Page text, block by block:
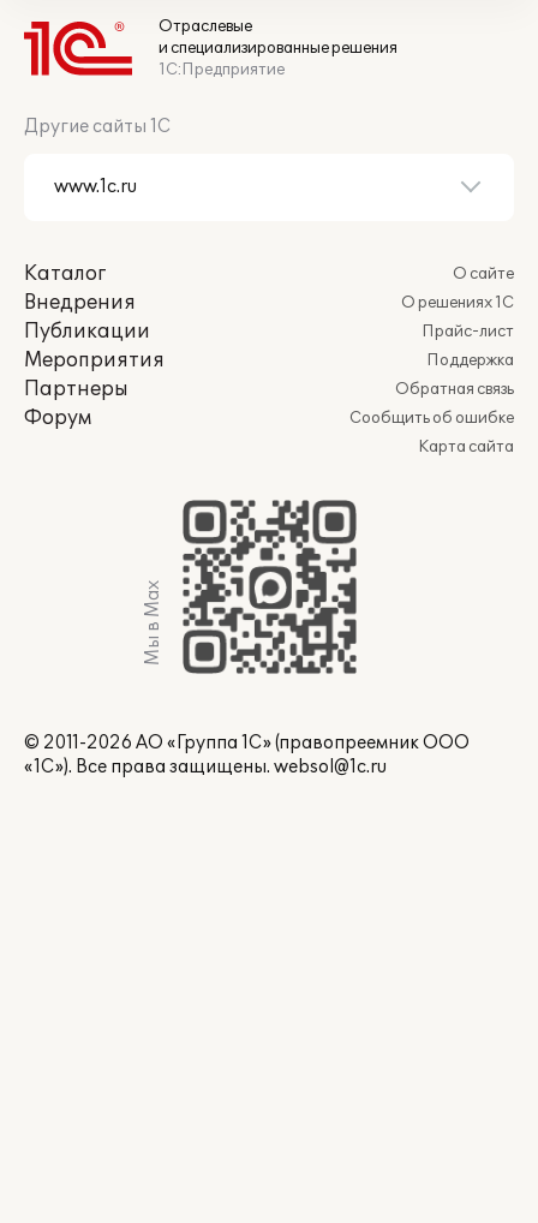
Отраслевые
и специализированные решения
1С:Предприятие
Другие сайты 1С
Каталог
Внедрения
Публикации
Мероприятия
Партнеры
Форум
О сайте
О решениях 1С
Прайс-лист
Поддержка
Обратная связь
Сообщить об ошибке
Карта сайта
Мы в Max
© 2011-2026 АО «Группа 1С» (правопреемник ООО
«1С»). Все права защищены. websol@1c.ru